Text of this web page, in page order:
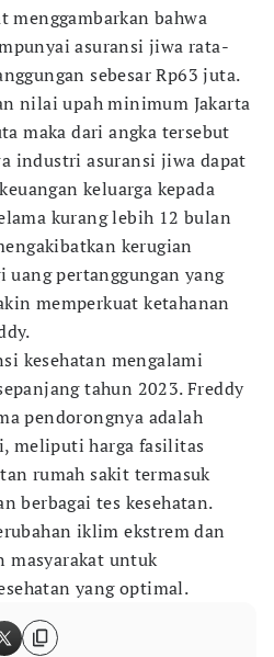
menggambarkan bahwa
asuransi jiwa rata-
sebesar Rp63 juta.
nilai upah minimum Jakarta
maka dari angka tersebut
industri asuransi jiwa dapat
keluarga kepada
kurang lebih 12 bulan
kerugian
pertanggungan yang
memperkuat ketahanan
kesehatan mengalami
tahun 2023. Freddy
pendorongnya adalah
meliputi harga fasilitas
rumah sakit termasuk
berbagai tes kesehatan.
iklim ekstrem dan
masyarakat untuk
yang optimal.